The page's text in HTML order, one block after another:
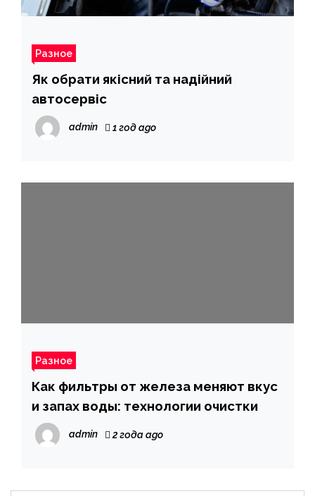
Разное
Як обрати якісний та надійний
автосервіс
admin 1 год ago
Разное
Как фильтры от железа меняют вкус
и запах воды: технологии очистки
admin 2 года ago